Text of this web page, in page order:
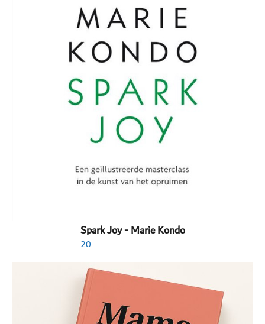
Spark Joy - Marie Kondo
20